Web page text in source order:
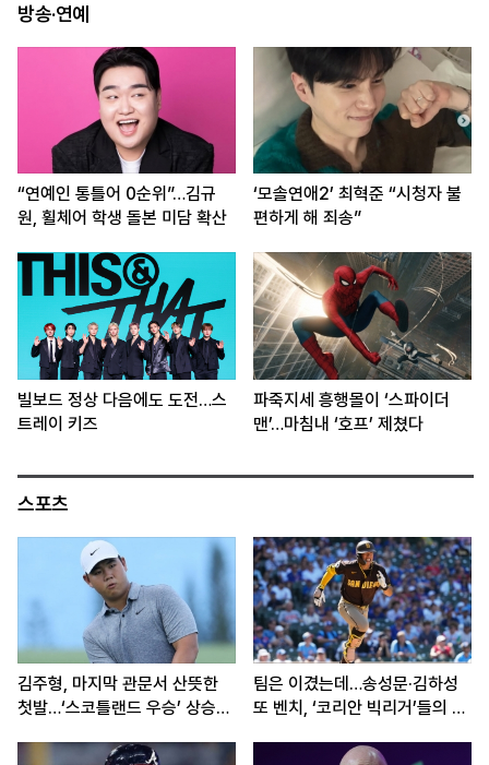
방송·연예
“연예인 통틀어 0순위”…김규
원, 휠체어 학생 돌본 미담 확산
‘모솔연애2’ 최혁준 “시청자 불
편하게 해 죄송”
빌보드 정상 다음에도 도전…스
트레이 키즈
파죽지세 흥행몰이 ‘스파이더
맨’…마침내 ‘호프’ 제쳤다
스포츠
김주형, 마지막 관문서 산뜻한
첫발…‘스코틀랜드 우승’ 상승세
팀은 이겼는데…송성문·김하성
또 벤치, ‘코리안 빅리거’들의 고